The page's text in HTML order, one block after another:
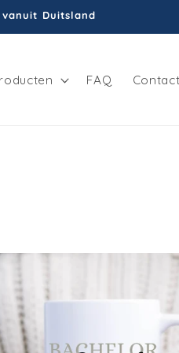
Duitsland
FAQ Contact